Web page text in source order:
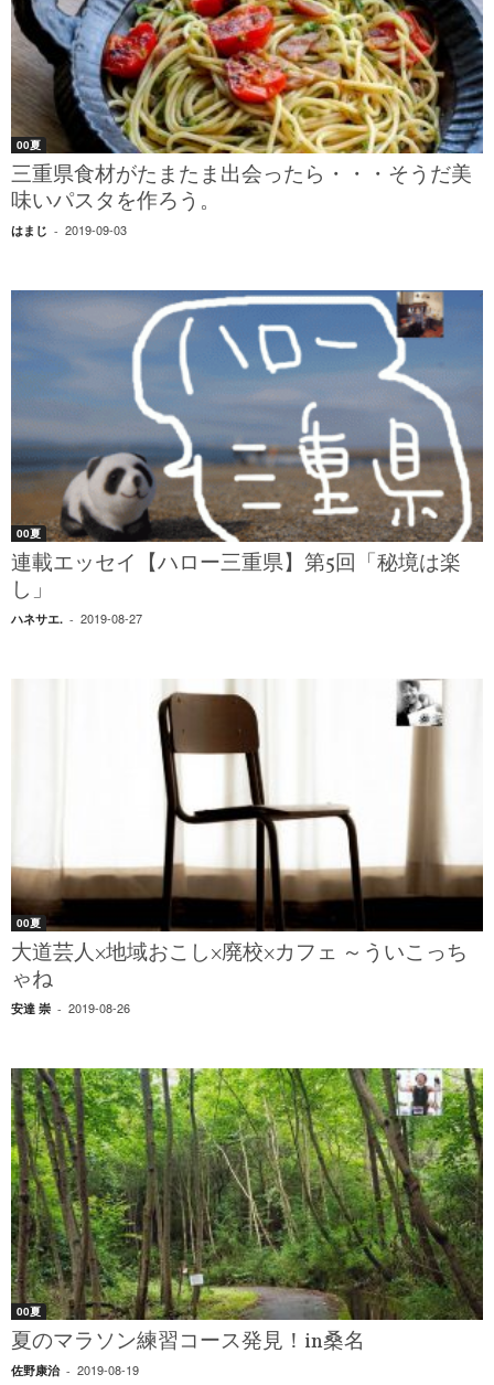
00夏
三重県食材がたまたま出会ったら・・・そうだ美
味いパスタを作ろう。
はまじ - 2019-09-03
00夏
連載エッセイ【ハロー三重県】第5回「秘境は楽
し」
ハネサエ. - 2019-08-27
00夏
大道芸人×地域おこし×廃校×カフェ ～ういこっち
ゃね
安達 崇 - 2019-08-26
00夏
夏のマラソン練習コース発見！in桑名
佐野康治 - 2019-08-19